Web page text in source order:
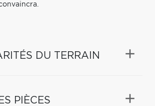
DU TERRAIN
PIÈCES